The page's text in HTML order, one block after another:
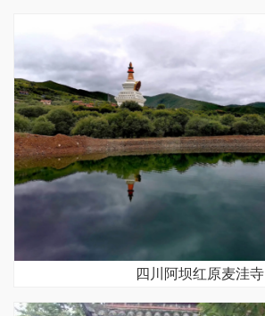
四川阿坝红原麦洼寺